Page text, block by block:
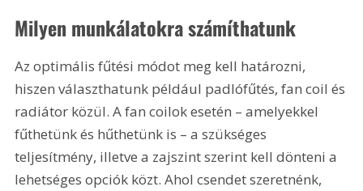
Milyen munkálatokra számíthatunk
Az optimális fűtési módot meg kell határozni,
hiszen választhatunk például padlófűtés, fan coil és
radiátor közül. A fan coilok esetén – amelyekkel
fűthetünk és hűthetünk is – a szükséges
teljesítmény, illetve a zajszint szerint kell dönteni a
lehetséges opciók közt. Ahol csendet szeretnénk,